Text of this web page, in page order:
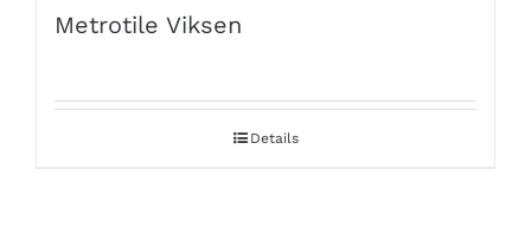
Metrotile Viksen
Details